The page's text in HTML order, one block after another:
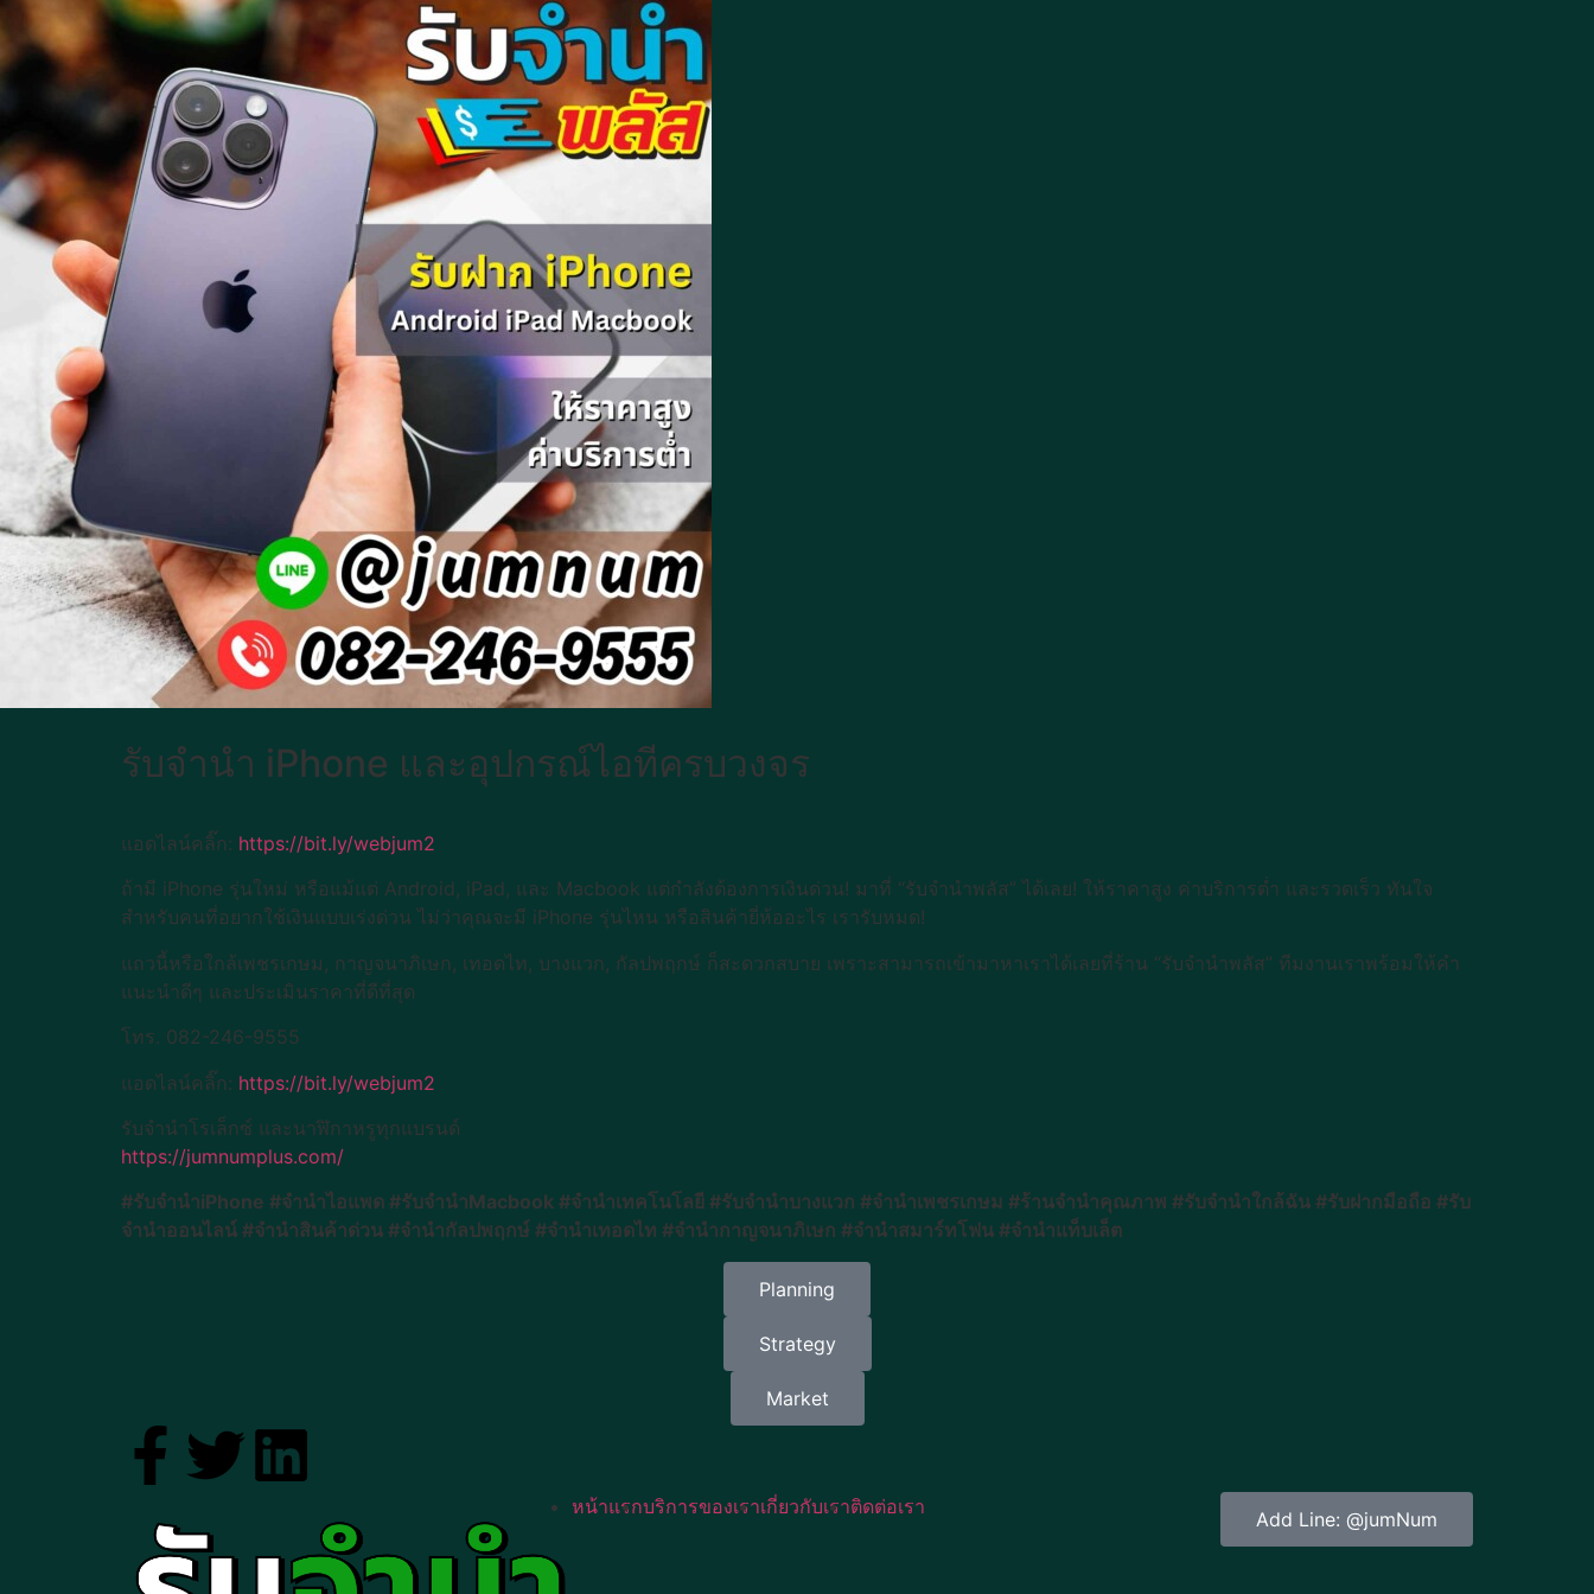
รับจำนำ iPhone และอุปกรณ์ไอทีครบวงจร
แอดไลน์คลิ๊ก: https://bit.ly/webjum2
ถ้ามี iPhone รุ่นใหม่ หรือแม้แต่ Android, iPad, และ Macbook แต่กำลังต้องการเงินด่วน! มาที่ “รับจำนำพลัส” ได้เลย! ให้ราคาสูง ค่าบริการต่ำ และรวดเร็ว ทันใจ
สำหรับคนที่อยากใช้เงินแบบเร่งด่วน ไม่ว่าคุณจะมี iPhone รุ่นไหน หรือสินค้ายี่ห้ออะไร เรารับหมด!
แถวนี้หรือใกล้เพชรเกษม, กาญจนาภิเษก, เทอดไท, บางแวก, กัลปพฤกษ์ ก็สะดวกสบาย เพราะสามารถเข้ามาหาเราได้เลยที่ร้าน “รับจำนำพลัส” ทีมงานเราพร้อมให้คำ
แนะนำดีๆ และประเมินราคาที่ดีที่สุด
โทร. 082-246-9555
แอดไลน์คลิ๊ก: https://bit.ly/webjum2
รับจำนำโรเล็กซ์ และนาฬิกาหรูทุกแบรนด์
https://jumnumplus.com/
#รับจำนำiPhone #จำนำไอแพด #รับจำนำMacbook #จำนำเทคโนโลยี #รับจำนำบางแวก #จำนำเพชรเกษม #ร้านจำนำคุณภาพ #รับจำนำใกล้ฉัน #รับฝากมือถือ #รับ
จำนำออนไลน์ #จำนำสินค้าด่วน #จำนำกัลปพฤกษ์ #จำนำเทอดไท #จำนำกาญจนาภิเษก #จำนำสมาร์ทโฟน #จำนำแท็บเล็ต
Planning
Strategy
Market
หน้าแรกบริการของเราเกี่ยวกับเราติดต่อเรา
Add Line: @jumNum